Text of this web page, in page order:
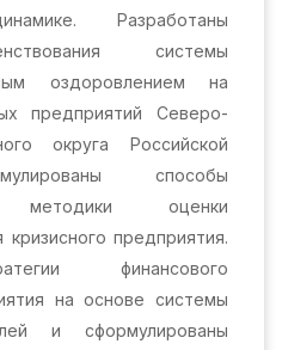
Разработаны
системы
оздоровлением на
предприятий Северо-
округа Российской
способы
методики оценки
кризисного предприятия.
финансового
на основе системы
и сформулированы